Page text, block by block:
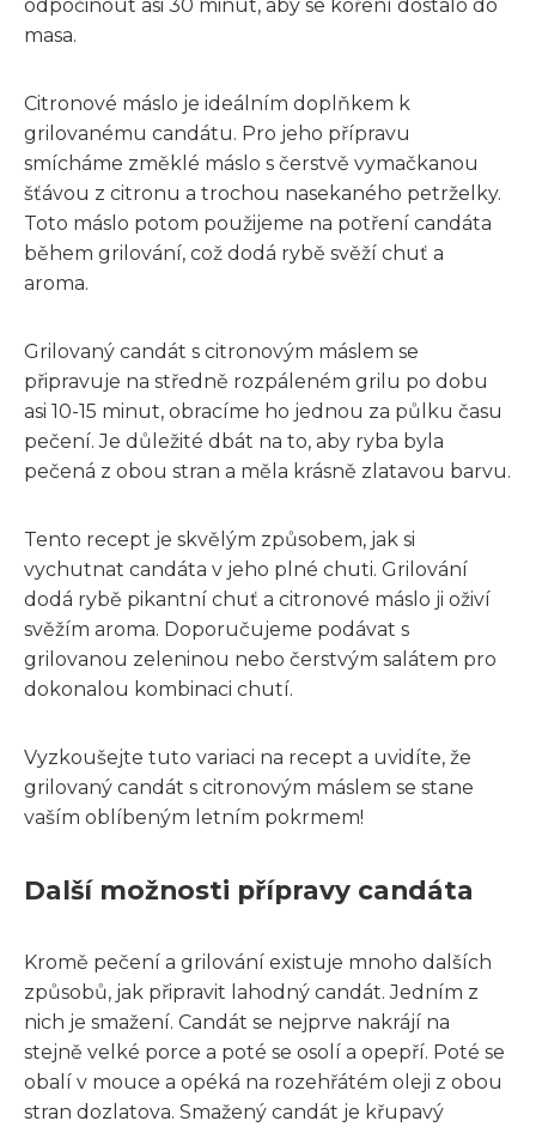
odpočinout asi 30 minut, aby se koření dostalo do
masa.
Citronové máslo je ideálním doplňkem k
grilovanému candátu. Pro jeho přípravu
smícháme změklé máslo s čerstvě vymačkanou
šťávou z citronu a trochou nasekaného petrželky.
Toto máslo potom použijeme na potření candáta
během grilování, což dodá rybě svěží chuť a
aroma.
Grilovaný candát s citronovým máslem se
připravuje na středně rozpáleném grilu po dobu
asi 10-15 minut, obracíme ho jednou za půlku času
pečení. Je důležité dbát na to, aby ryba byla
pečená z obou stran a měla krásně zlatavou barvu.
Tento recept je skvělým způsobem, jak si
vychutnat candáta v jeho plné chuti. Grilování
dodá rybě pikantní chuť a citronové máslo ji oživí
svěžím aroma. Doporučujeme podávat s
grilovanou zeleninou nebo čerstvým salátem pro
dokonalou kombinaci chutí.
Vyzkoušejte tuto variaci na recept a uvidíte, že
grilovaný candát s citronovým máslem se stane
vaším oblíbeným letním pokrmem!
Další možnosti přípravy candáta
Kromě pečení a grilování existuje mnoho dalších
způsobů, jak připravit lahodný candát. Jedním z
nich je smažení. Candát se nejprve nakrájí na
stejně velké porce a poté se osolí a opepří. Poté se
obalí v mouce a opéká na rozehřátém oleji z obou
stran dozlatova. Smažený candát je křupavý